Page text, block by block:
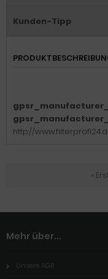
Kunden-Tipp
http://
«
Mehr über...
Unsere AGB